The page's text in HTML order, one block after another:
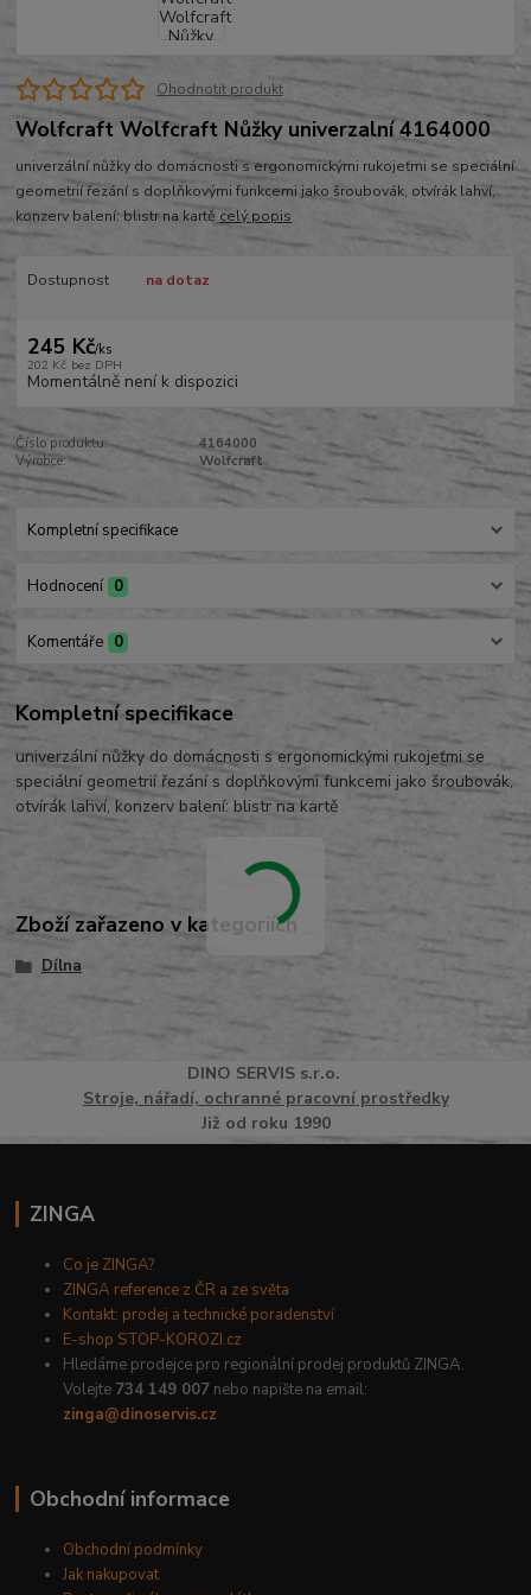
Ohodnotit produkt
Wolfcraft Wolfcraft Nůžky univerzalní 4164000
univerzální nůžky do domácnosti s ergonomickými rukojeťmi se speciální
geometrií řezání s doplňkovými funkcemi jako šroubovák, otvírák lahví,
konzerv balení: blistr na kartě celý popis
Dostupnost na dotaz
245 Kč/ks
202 Kč bez DPH
Momentálně není k dispozici
Číslo produktu:
4164000
Výrobce:
Wolfcraft
Kompletní specifikace
Hodnocení 0
Komentáře 0
Kompletní specifikace
univerzální nůžky do domácnosti s ergonomickými rukojeťmi se
speciální geometrií řezání s doplňkovými funkcemi jako šroubovák,
otvírák lahví, konzerv balení: blistr na kartě
Zboží zařazeno v kategoriích
Dílna
DINO SERVISs.r.o.
Stroje, nářadí, ochranné pracovní prostředky
Již od roku 1990
ZINGA
Co je ZINGA?
ZINGA reference z ČR a ze světa
Kontakt: prodej a technické poradenství
E-shop STOP-KOROZI.cz
Hledáme prodejce pro regionální prodej produktů ZINGA.
Volejte 734 149 007 nebo napište na email:
zinga@dinoservis.cz
Obchodní informace
Obchodní podmínky
Jak nakupovat